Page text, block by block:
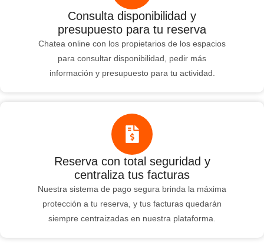
Consulta disponibilidad y
presupuesto para tu reserva
Chatea online con los propietarios de los espacios
para consultar disponibilidad, pedir más
información y presupuesto para tu actividad.
Reserva con total seguridad y
centraliza tus facturas
Nuestra sistema de pago segura brinda la máxima
protección a tu reserva, y tus facturas quedarán
siempre centraizadas en nuestra plataforma.